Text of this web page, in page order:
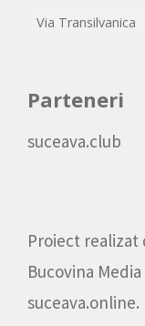
Via Transilvanica
Parteneri
suceava.club
Proiect realizat
Bucovina
suceava.online.